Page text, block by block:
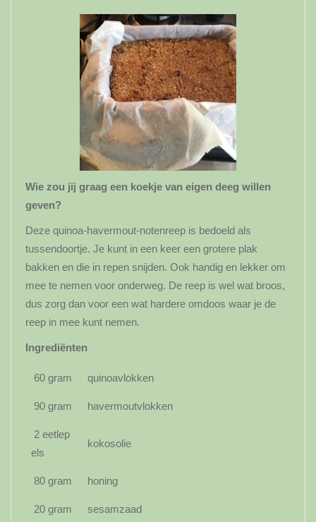
Wie zou jij graag een koekje van eigen deeg willen
geven?
Deze quinoa-havermout-notenreep is bedoeld als
tussendoortje. Je kunt in een keer een grotere plak
bakken en die in repen snijden. Ook handig en lekker om
mee te nemen voor onderweg. De reep is wel wat broos,
dus zorg dan voor een wat hardere omdoos waar je de
reep in mee kunt nemen.
Ingrediënten
60 gram quinoavlokken
90 gram havermoutvlokken
2 eetlep
els
kokosolie
80 gram honing
20 gram sesamzaad